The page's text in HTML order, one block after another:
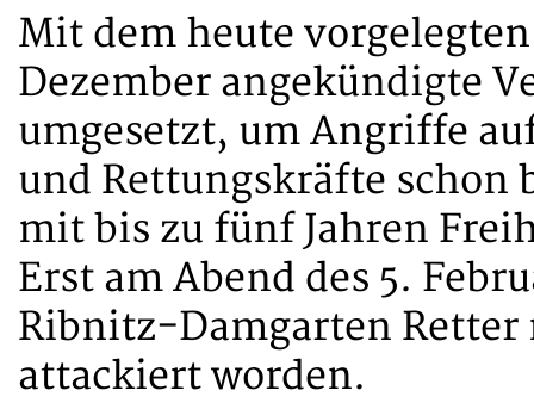
Mit dem heute
Dezember angekündigte
umgesetzt, um Angriffe
und Rettungskräfte schon
mit bis zu fünf Jahren
Erst am Abend des 5.
Ribnitz-Damgarten
attackiert worden.